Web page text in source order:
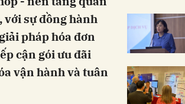
với sự đồng hành
pháp hóa đơn
cận gói ưu đãi
vận hành và tuân